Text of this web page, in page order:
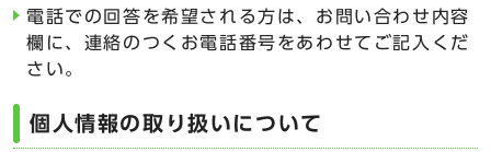
電話での回答を希望される方は、お問い合わせ内容
欄に、連絡のつくお電話番号をあわせてご記入くだ
さい。
個人情報の取り扱いについて